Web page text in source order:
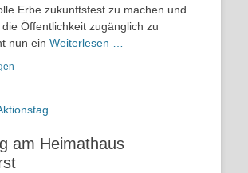
Erbe zukunftsfest zu machen und
Öffentlichkeit zugänglich zu
nun ein Weiterlesen …
am Heimathaus